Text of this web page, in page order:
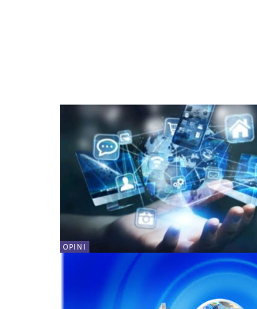
OPINI